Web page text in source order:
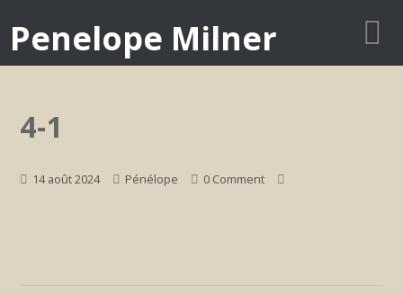
Penelope Milner
4-1
14 août 2024 Pénélope 0 Comment